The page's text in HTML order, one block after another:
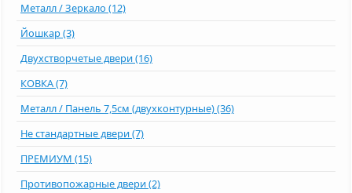
Металл / Зеркало (12)
Йошкар (3)
Двухстворчетые двери (16)
КОВКА (7)
Металл / Панель 7,5см (двухконтурные) (36)
Не стандартные двери (7)
ПРЕМИУМ (15)
Противопожарные двери (2)